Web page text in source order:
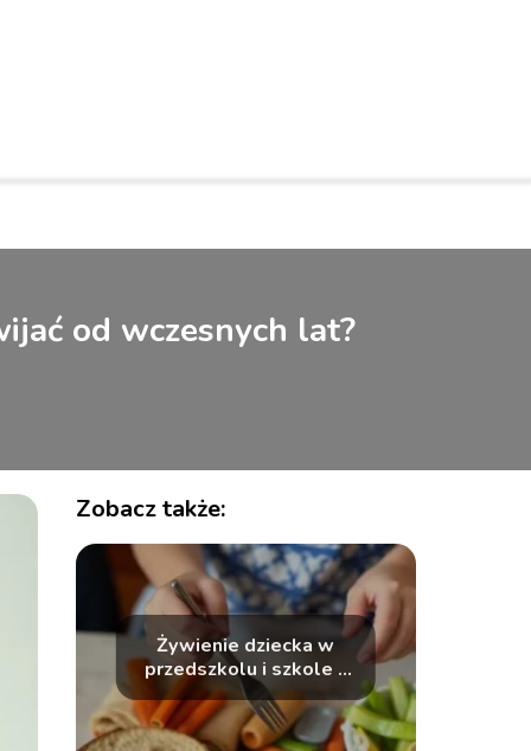
od wczesnych lat?
Zobacz także:
Żywienie dziecka w
przedszkolu i szkole –
na co zwracać uwagę?